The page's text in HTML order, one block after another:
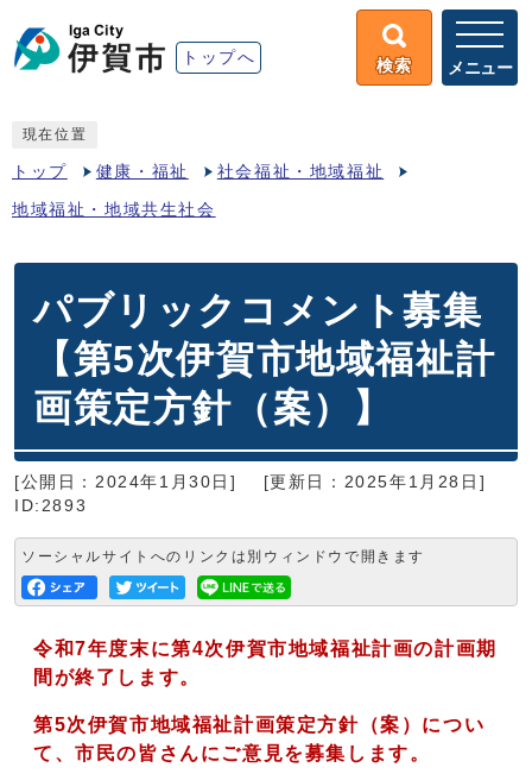
トップへ 検索 メニュー
現在位置
トップ 健康・福祉 社会福祉・地域福祉
地域福祉・地域共生社会
パブリックコメント募集
【第5次伊賀市地域福祉計
画策定方針（案）】
[公開日：2024年1月30日]
[更新日：2025年1月28日]
ID:2893
ソーシャルサイトへのリンクは別ウィンドウで開きます
令和7年度末に第4次伊賀市地域福祉計画の計画期
間が終了します。
第5次伊賀市地域福祉計画策定方針（案）につい
て、市民の皆さんにご意見を募集します。